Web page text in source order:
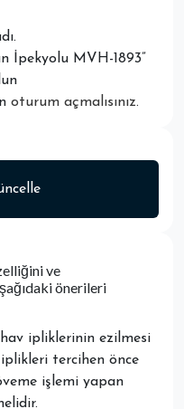
İpekyolu MVH-1893”
oturum açmalısınız.
ve
önerileri
ipliklerinin ezilmesi
tercihen önce
işlemi yapan